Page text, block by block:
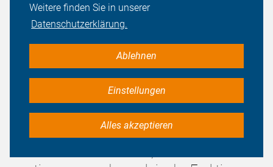
Weitere finden Sie in unserer
Datenschutzerklärung.
Ablehnen
Einstellungen
Alles akzeptieren
Die Fraktion L.E. Bürger/DiB schrieb dazu im Amtsblatt
vom 11. April 2025:
… Unsere Fraktion war von dieser Lösung
überzeugt, im Technischen Ausschuss am
vergangenen Dienstag hätte unser
Fraktionsvorsitzender Jürger Kemmner
zugestimmt - wenn es zu einer
Abstimmung gekommen wäre. … Die CDU